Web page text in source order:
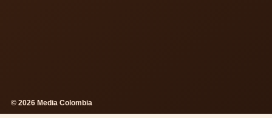
© 2026 Media Colombia